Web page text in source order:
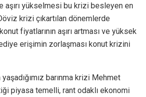
aşırı yükselmesi bu krizi besleyen en
krizi çıkartılan dönemlerde
fiyatlarının aşırı artması ve yüksek
erişimin zorlaşması konut krizini
barınma krizi Mehmet
piyasa temelli, rant odaklı ekonomi